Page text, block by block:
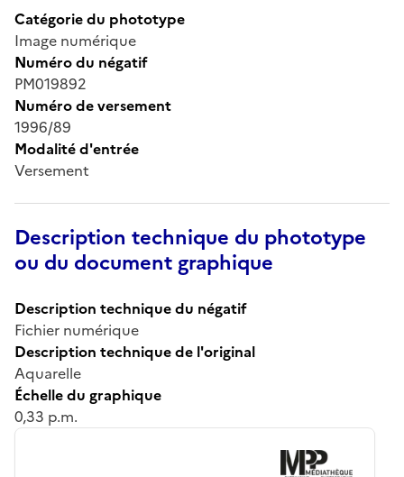
Catégorie du phototype
Image numérique
Numéro du négatif
PM019892
Numéro de versement
1996/89
Modalité d'entrée
Versement
Description technique du phototype
ou du document graphique
Description technique du négatif
Fichier numérique
Description technique de l'original
Aquarelle
Échelle du graphique
0,33 p.m.